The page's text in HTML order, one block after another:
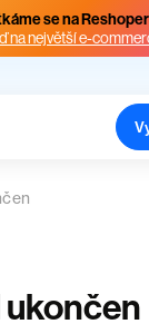
se na
na největší e-